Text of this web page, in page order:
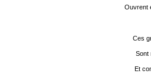
Ouvrent
Ces
Sont
Et